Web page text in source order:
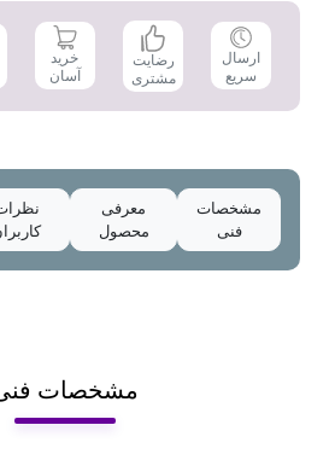
ارسال
سریع
رضایت
مشتری
خرید
آسان
مشخصات
فنی
معرفی
محصول
نظرات
کاربران
مشخصات فنی